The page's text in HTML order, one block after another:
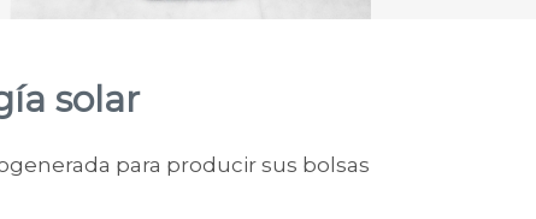
solar
para producir sus bolsas